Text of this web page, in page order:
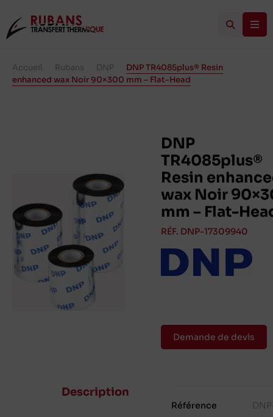
Accueil Rubans DNP
DNP TR4085plus® Resin
enhanced wax Noir 90×300 mm – Flat-Head
DNP
TR4085plus®
Resin
wax Noir
mm – Flat-
RÉF. DNP-17309940
Demande de devis
Description
Référence